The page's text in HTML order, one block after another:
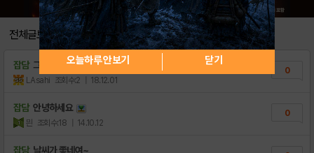
전체글보기
잡담 그러게요 ...
LAsahi 조회수:2 | 18.12.01
0
잡담 안녕하세요
믠 조회수:18 | 14.10.12
0
잡담 날씨가 좋네여~
오늘하루 안보기 닫기